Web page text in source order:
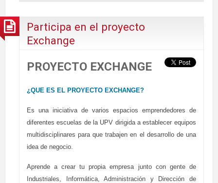
Participa en el proyecto
Exchange
PROYECTO EXCHANGE
¿QUE ES EL PROYECTO EXCHANGE?
Es una iniciativa de varios espacios emprendedores de
diferentes escuelas de la UPV dirigida a establecer equipos
multidisciplinares para que trabajen en el desarrollo de una
idea de negocio.
Aprende a crear tu propia empresa junto con gente de
Industriales, Informática, Administración y Dirección de